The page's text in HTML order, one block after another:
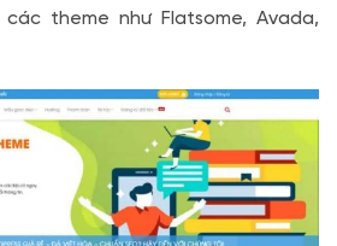
theme như Flatsome, Avada,